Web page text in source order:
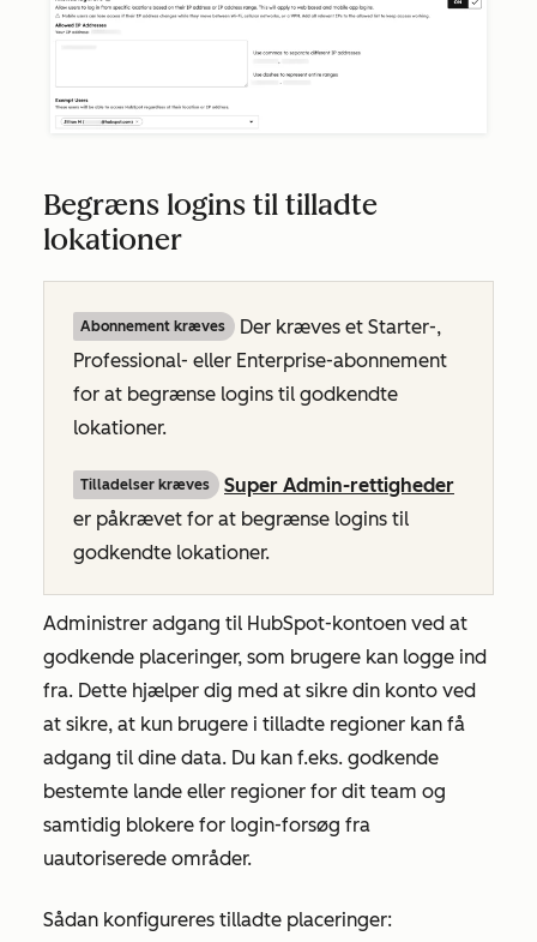
Begræns logins til tilladte
lokationer
Abonnement kræves Der kræves et Starter-,
Professional- eller Enterprise-abonnement
for at begrænse logins til godkendte
lokationer.
Tilladelser kræves
Super Admin-rettigheder
er påkrævet for at begrænse logins til
godkendte lokationer.
Administrer adgang til HubSpot-kontoen ved at
godkende placeringer, som brugere kan logge ind
fra. Dette hjælper dig med at sikre din konto ved
at sikre, at kun brugere i tilladte regioner kan få
adgang til dine data. Du kan f.eks. godkende
bestemte lande eller regioner for dit team og
samtidig blokere for login-forsøg fra
uautoriserede områder.
Sådan konfigureres tilladte placeringer: